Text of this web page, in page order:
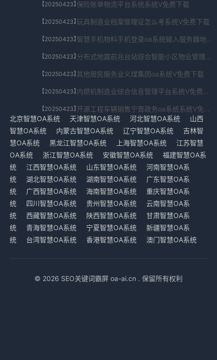
【20250423】保险账单物流平台系统系统V免费下载
【20250423】玩具制造业档案管理证怎么考系统V免费下载
【20250423】 智慧手机物料手机登录oa系统输入服务器地址系统V免费下载
【20250423】 分布式地震前兆台站综合智能小区物业管理系统系统V免费下载
【20250423】其他居民服务业义煤集团oa系统V免费下载
【20250423】 内燃机制造业综合信息管理平台系统V免费下载
【20250423】
开源工程车辆销售宁晋政务oa系统系统V免费下载
北京智慧OA系统
天津智慧OA系统 河北智慧OA系统
山西
智慧OA系统
内蒙古智慧OA系统 辽宁智慧OA系统
吉林智
慧OA系统
黑龙江智慧OA系统 上海智慧OA系统
江苏智慧
OA系统
浙江智慧OA系统 安徽智慧OA系统
福建智慧OA系
统
江西智慧OA系统 山东智慧OA系统
河南智慧OA系
统
湖北智慧OA系统 湖南智慧OA系统
广东智慧OA系
统
广西智慧OA系统 海南智慧OA系统
重庆智慧OA系
统
四川智慧OA系统 贵州智慧OA系统
云南智慧OA系
统
西藏智慧OA系统 陕西智慧OA系统
甘肃智慧OA系
统
青海智慧OA系统 宁夏智慧OA系统
新疆智慧OA系
统
台湾智慧OA系统 香港智慧OA系统 澳门智慧OA系统
© 2026 SEO关键词霸屏 oa-ai.cn . 保留所有权利